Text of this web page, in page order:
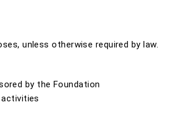
unless otherwise required by law.
by the Foundation